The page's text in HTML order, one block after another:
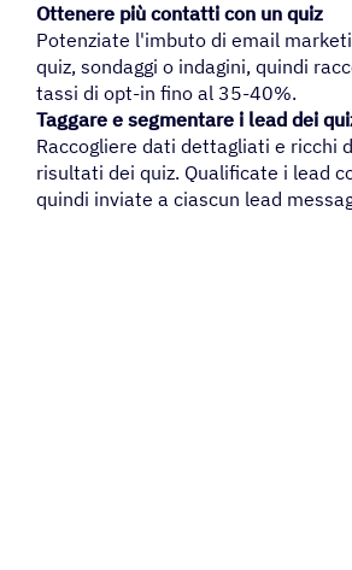
Ottenere più contatti con un quiz
Potenziate l'imbuto di email
quiz, sondaggi o indagini, quindi
tassi di opt-in fino al 35-40%.
Taggare e segmentare i lead dei
Raccogliere dati dettagliati e ricchi
risultati dei quiz. Qualificate i lead
quindi inviate a ciascun lead